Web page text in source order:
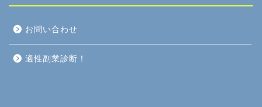
お問い合わせ
適性副業診断！